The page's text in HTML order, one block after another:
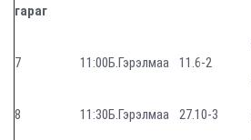
гараг
7 11:00Б.Гэрэлмаа 11.6-2
8 11:30Б.Гэрэлмаа 27.10-3